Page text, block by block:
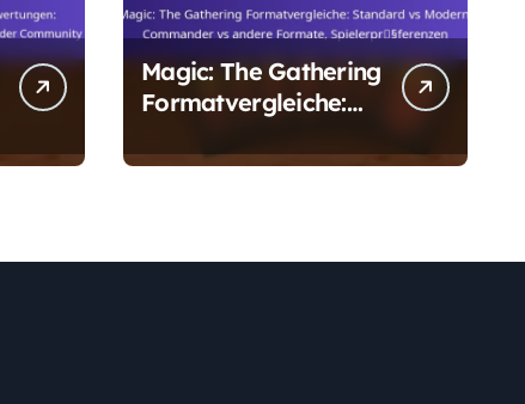
Magic: The Gathering
Formatvergleiche:
Commander vs